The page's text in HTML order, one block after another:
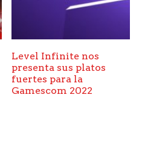
Level Infinite nos
presenta sus platos
fuertes para la
Gamescom 2022